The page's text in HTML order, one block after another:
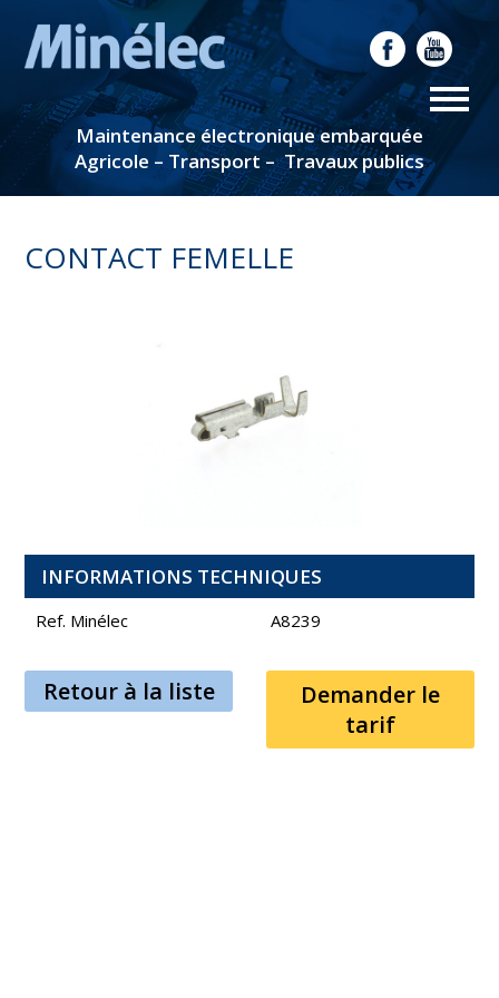
Maintenance électronique embarquée
Agricole – Transport – Travaux publics
CONTACT FEMELLE
INFORMATIONS TECHNIQUES
Ref. Minélec A8239
Retour à la liste
Demander le
tarif